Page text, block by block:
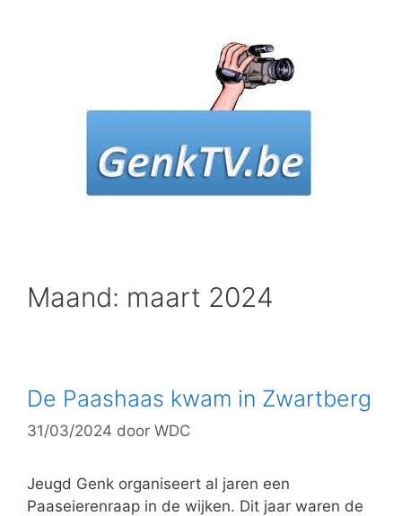
Maand: maart 2024
De Paashaas kwam in Zwartberg
31/03/2024 door WDC
Jeugd Genk organiseert al jaren een
Paaseierenraap in de wijken. Dit jaar waren de